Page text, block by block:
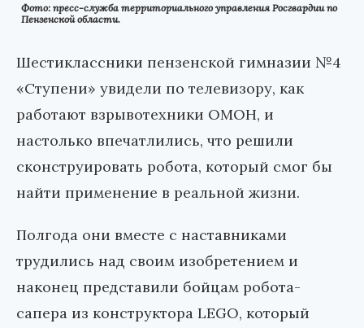
Фото: пресс-служба территориального управления Росгвардии по
Пензенской области.
Шестиклассники пензенской гимназии №4
«Ступени» увидели по телевизору, как
работают взрывотехники ОМОН, и
настолько впечатлились, что решили
сконструировать робота, который смог бы
найти применение в реальной жизни.
Полгода они вместе с наставниками
трудились над своим изобретением и
наконец представили бойцам робота-
сапера из конструктора LEGO, который